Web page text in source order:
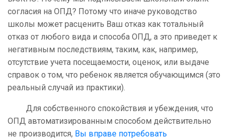
согласия на ОПД? Потому что иначе руководство
школы может расценить Ваш отказ как тотальный
отказ от любого вида и способа ОПД, а это приведет к
негативным последствиям, таким, как, например,
отсутствие учета посещаемости, оценок, или выдаче
справок о том, что ребенок является обучающимся (это
реальный случай из практики).
Для собственного спокойствия и убеждения, что
ОПД автоматизированным способом действительно
не производится, Вы вправе потребовать